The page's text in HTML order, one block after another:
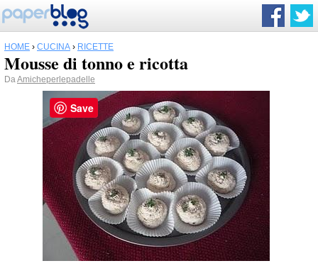
HOME › CUCINA › RICETTE
Mousse di tonno e ricotta
DaAmicheperlepadelle
Save